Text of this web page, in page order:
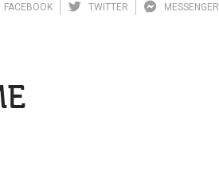
FACEBOOK TWITTER MESSENGER